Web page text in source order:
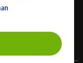
21.8. klo 8-16